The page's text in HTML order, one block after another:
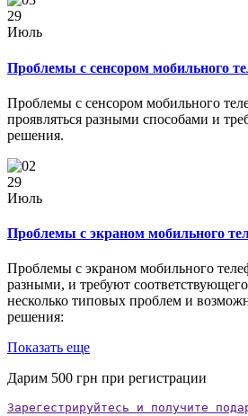
29
Июль
Проблемы с сенсором мобильного
Проблемы с сенсором мобильного
проявляться разными способами и
решения.
29
Июль
Проблемы с экраном мобильного
Проблемы с экраном мобильного
разными, и требуют
несколько типовых проблем и
решения:
Показать еще
Дарим 500 грн при регистрации
Зарегестрируйтесь и получите